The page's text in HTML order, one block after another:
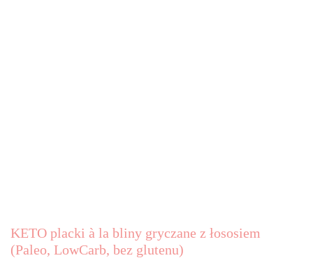
KETO placki à la bliny gryczane z łososiem
(Paleo, LowCarb, bez glutenu)